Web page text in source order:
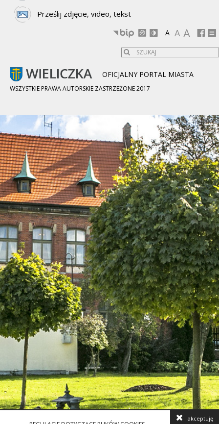
Prześlij zdjęcie, video, tekst
A A A
OFICJALNY PORTAL MIASTA
WSZYSTKIE PRAWA AUTORSKIE ZASTRZEŻONE 2017
akceptuję